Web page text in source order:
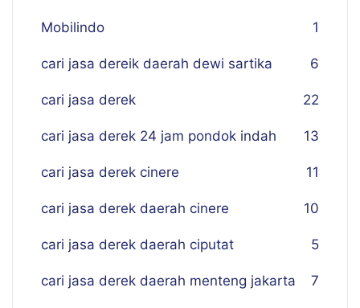
Mobilindo 1
cari jasa dereik daerah dewi sartika 6
cari jasa derek 22
cari jasa derek 24 jam pondok indah 13
cari jasa derek cinere 11
cari jasa derek daerah cinere 10
cari jasa derek daerah ciputat 5
cari jasa derek daerah menteng jakarta 7